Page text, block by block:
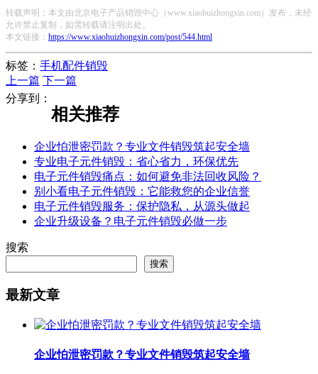
转载声明：本文由北京电子产品销毁中心（www.xiaohuizhongxin.com）发布，未经
允许禁止复制，如需转载请注明出处。
本文链接： https://www.xiaohuizhongxin.com/post/544.html
标签： 手机配件销毁
上一篇 下一篇
分享到：
相关推荐
企业怕泄密罚款？专业文件销毁筑起安全墙
专业电子元件销毁：省心省力，环保优先
电子元件销毁痛点：如何避免非法回收风险？
别小看电子元件销毁：它能救您的企业信誉
电子元件销毁服务：保护隐私，从源头做起
企业升级设备？电子元件销毁必做一步
搜索
搜索
最新文章
企业怕泄密罚款？专业文件销毁筑起安全墙